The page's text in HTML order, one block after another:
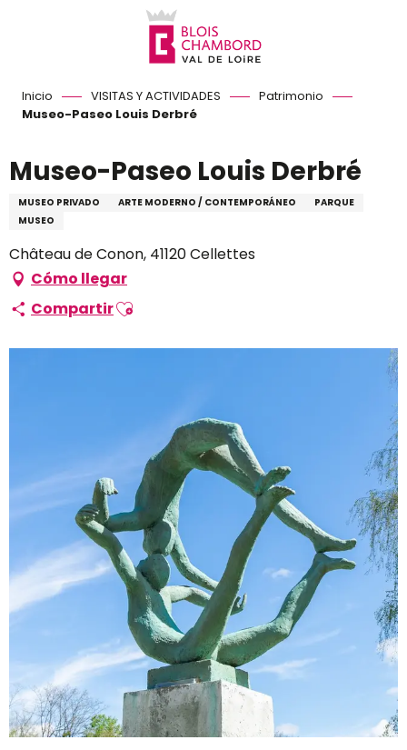
Inicio VISITAS Y ACTIVIDADES
Patrimonio
Museo-Paseo Louis Derbré
Museo-Paseo Louis Derbré
MUSEO PRIVADO ARTE MODERNO / CONTEMPORÁNEO
PARQUE
MUSEO
Château de Conon, 41120 Cellettes
Cómo llegar
CompartirAjouter aux favoris